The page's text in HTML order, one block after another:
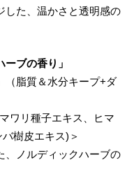
した、温かさと透明感の
ブの香り」
（脂質＆水分キープ+ダ
ワリ種子エキス、ヒマ
樹皮エキス)＞
、ノルディックハーブの